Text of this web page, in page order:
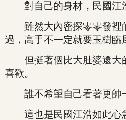
對自己的身材，民國江
雖然大內密探零零發裡
過，高手不一定就要玉樹臨
但挺著個比大肚婆還大
喜歡。
誰不希望自己看著更帥
這也是民國江浩如此心